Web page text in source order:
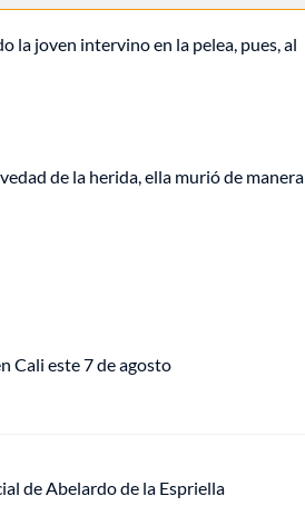
la joven intervino en la pelea, pues, al
de la herida, ella murió de manera
Cali este 7 de agosto
de Abelardo de la Espriella